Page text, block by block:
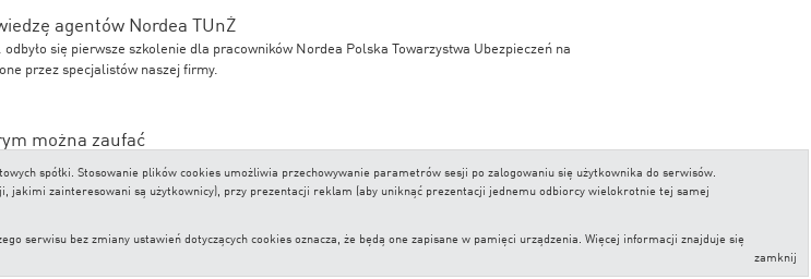
agentów Nordea TUnŻ
się pierwsze szkolenie dla pracowników Nordea Polska Towarzystwa Ubezpieczeń na
przez specjalistów naszej firmy.
można zaufać
ranking najlepszych funduszy inwestycyjnych przygotowany przez Analizy Online.
spółki. Stosowanie plików cookies umożliwia przechowywanie parametrów sesji po zalogowaniu się użytkownika do serwisów.
zainteresowani są użytkownicy), przy prezentacji reklam (aby uniknąć prezentacji jednemu odbiorcy wielokrotnie tej samej
serwisu bez zmiany ustawień dotyczących cookies oznacza, że będą one zapisane w pamięci urządzenia. Więcej informacji znajduje się
zamknij